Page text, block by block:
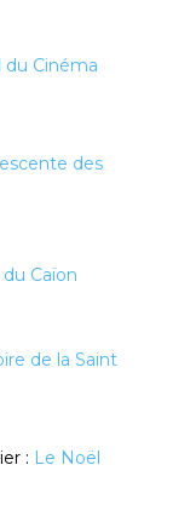
du Cinéma
des
Caïon
de la Saint
: Le Noël